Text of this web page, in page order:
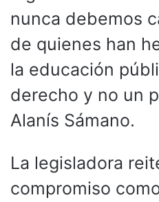
nunca debemos
de quienes han
la educación
derecho y no un
Alanís Sámano.
La legisladora
compromiso